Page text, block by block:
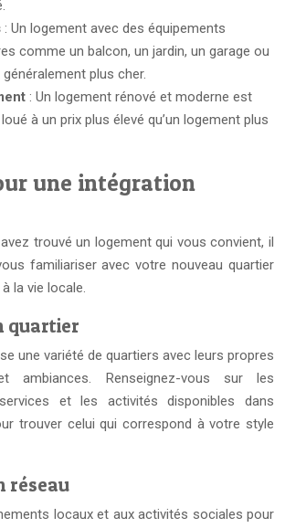
: Un logement avec des équipements
comme un balcon, un jardin, un garage ou
plus cher.
: Un logement rénové et moderne est
à un prix plus élevé qu’un logement plus
une intégration
trouvé un logement qui vous convient, il
familiariser avec votre nouveau quartier
la vie locale.
quartier
une variété de quartiers avec leurs propres
ambiances. Renseignez-vous sur les
et les activités disponibles dans
trouver celui qui correspond à votre style
réseau
locaux et aux activités sociales pour